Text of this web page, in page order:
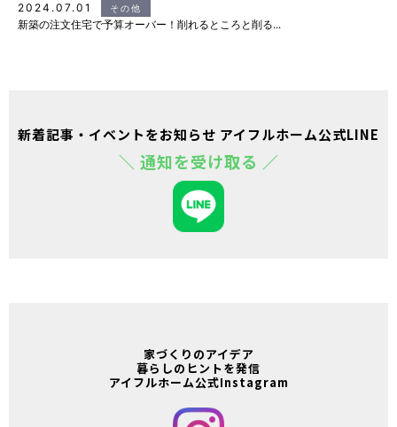
2024.07.01 その他
新築の注文住宅で予算オーバー！削れるところと削る...
新着記事・イベントをお知らせ アイフルホーム公式LINE
＼ 通知を受け取る ／
家づくりのアイデア
暮らしのヒントを発信
アイフルホーム公式Instagram